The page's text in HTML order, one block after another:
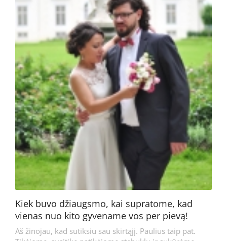
Kiek buvo džiaugsmo, kai supratome, kad
vienas nuo kito gyvename vos per pievą!
Aš žinojau, kad sutiksiu sau skirtąjį. Paulius taip pat.